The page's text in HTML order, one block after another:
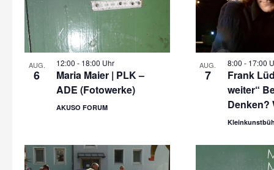
AUG.
6
12:00 - 18:00 Uhr
Maria Maier | PLK –
ADE (Fotowerke)
AKUSO FORUM
AUG.
7
8:00 - 17:00
Frank
weiter“
Denken?